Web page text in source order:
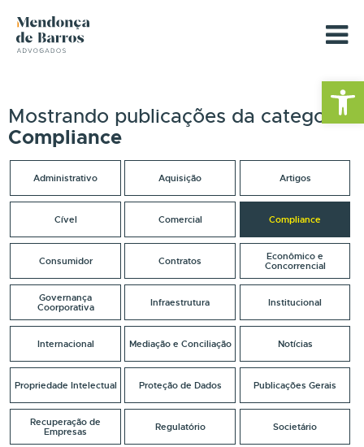
Barra de
Mostrando publicações da categoria
Compliance
Administrativo Aquisição Artigos
Cível Comercial Compliance
Consumidor Contratos
Econômico e
Concorrencial
Governança
Coorporativa
Infraestrutura Institucional
Internacional Mediação e Conciliação Notícias
Propriedade Intelectual Proteção de Dados Publicações Gerais
Recuperação de
Empresas
Regulatório Societário